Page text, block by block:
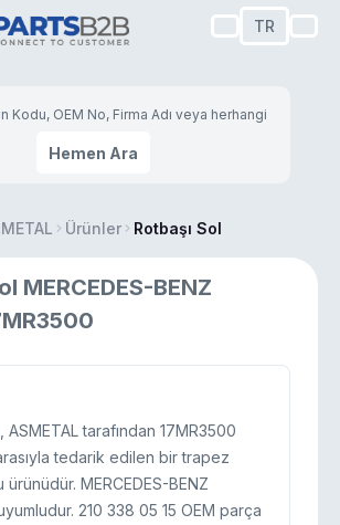
TR
Hemen Ara
Ürünler Rotbaşı Sol
MERCEDES-BENZ
ASMETAL tarafından 17MR3500
tedarik edilen bir trapez
MERCEDES-BENZ
210 338 05 15 OEM parça